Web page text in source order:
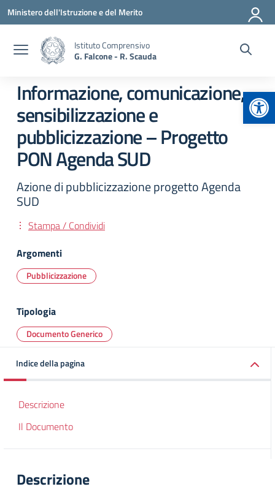
Vai ai contenuti
Vai al menu di navigazione
Vai al footer
Ministero dell'Istruzione e del Merito
Istituto Comprensivo
G. Falcone - R. Scauda
Informazione, comunicazione,
sensibilizzazione e
pubblicizzazione – Progetto
PON Agenda SUD
Azione di pubblicizzazione progetto Agenda
SUD
Stampa / Condividi
Argomenti
Pubblicizzazione
Tipologia
Documento Generico
Indice della pagina
Descrizione
Il Documento
Descrizione